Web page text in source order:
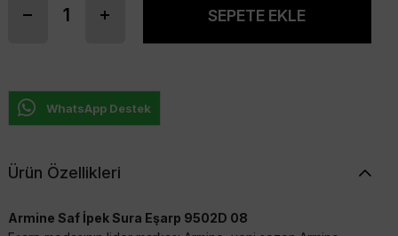
WhatsApp Destek
Ürün Özellikleri
Armine Saf İpek Sura Eşarp 9502D 08